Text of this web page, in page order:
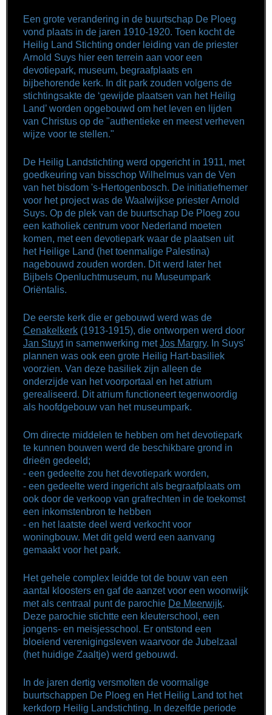
Een grote verandering in de buurtschap De Ploeg
vond plaats in de jaren 1910-1920. Toen kocht de
Heilig Land Stichting onder leiding van de priester
Arnold Suys hier een terrein aan voor een
devotiepark, museum, begraafplaats en
bijbehorende kerk. In dit park zouden volgens de
stichtingsakte de ‘gewijde plaatsen van het Heilig
Land’ worden opgebouwd om het leven en lijden
van Christus op de "authentieke en meest verheven
wijze voor te stellen."
De Heilig Landstichting werd opgericht in 1911, met
goedkeuring van bisschop Wilhelmus van de Ven
van het bisdom 's-Hertogenbosch. De initiatiefnemer
voor het project was de Waalwijkse priester Arnold
Suys. Op de plek van de buurtschap De Ploeg zou
een katholiek centrum voor Nederland moeten
komen, met een devotiepark waar de plaatsen uit
het Heilige Land (het toenmalige Palestina)
nagebouwd zouden worden. Dit werd later het
Bijbels Openluchtmuseum, nu Museumpark
Oriëntalis.
De eerste kerk die er gebouwd werd was de
Cenakelkerk (1913-1915), die ontworpen werd door
Jan Stuytin samenwerking metJos Margry. In Suys'
plannen was ook een grote Heilig Hart-basiliek
voorzien. Van deze basiliek zijn alleen de
onderzijde van het voorportaal en het atrium
gerealiseerd. Dit atrium functioneert tegenwoordig
als hoofdgebouw van het museumpark.
Om directe middelen te hebben om het devotiepark
te kunnen bouwen werd de beschikbare grond in
drieën gedeeld;
- een gedeelte zou het devotiepark worden,
- een gedeelte werd ingericht als begraafplaats om
ook door de verkoop van grafrechten in de toekomst
een inkomstenbron te hebben
- en het laatste deel werd verkocht voor
woningbouw. Met dit geld werd een aanvang
gemaakt voor het park.
Het gehele complex leidde tot de bouw van een
aantal kloosters en gaf de aanzet voor een woonwijk
met als centraal punt de parochie De Meerwijk.
Deze parochie stichtte een kleuterschool, een
jongens- en meisjesschool. Er ontstond een
bloeiend verenigingsleven waarvoor de Jubelzaal
(het huidige Zaaltje) werd gebouwd.
In de jaren dertig versmolten de voormalige
buurtschappen De Ploeg en Het Heilig Land tot het
kerkdorp Heilig Landstichting. In dezelfde periode